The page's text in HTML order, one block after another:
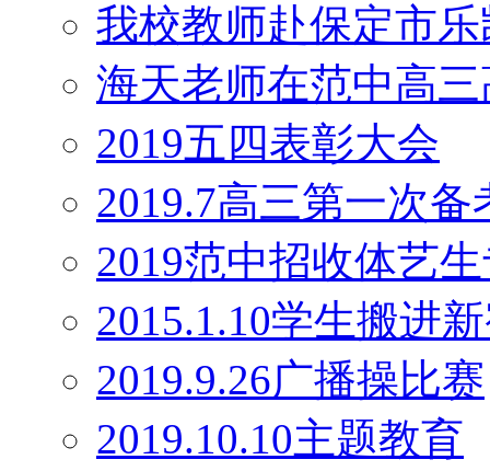
我校教师赴保定市
海天老师在范中高
2019五四表彰大会
2019.7高三第一次备
2019范中招收体艺
2015.1.10学生搬进
2019.9.26广播操比赛
2019.10.10主题教育